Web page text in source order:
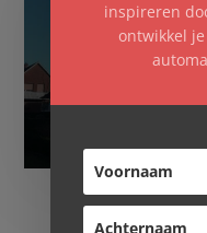
inspireren
ontwikkel